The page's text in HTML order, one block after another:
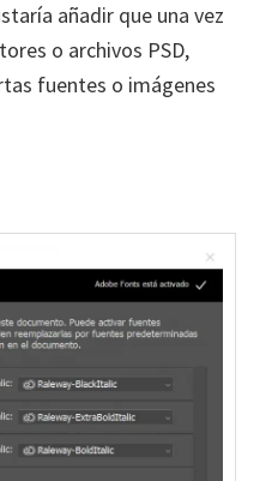
añadir que una vez
o archivos PSD,
fuentes o imágenes